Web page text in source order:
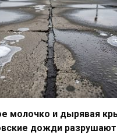
молочко и дырявая
дожди